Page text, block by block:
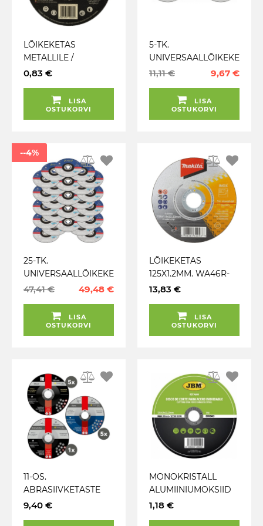
LÕIKEKETAS
METALLILE /
TERASELE
PREMIUM GEKO
0,83 €
LISA
OSTUKORVI
5-TK.
UNIVERSAALLÕIKEKE
TAS 125X1MM KÕIK
TORUD / PROFIILID
HAZET
11,11 € 9,67 €
LISA
OSTUKORVI
--4%
25-TK.
UNIVERSAALLÕIKEKE
TAS 125X1MM KÕIK
TORUD / PROFIILID
HAZET
47,41 € 49,48 €
LISA
OSTUKORVI
LÕIKEKETAS
125X1.2MM. WA46R-
BF. RST / METALL
13,83 €
LISA
OSTUKORVI
11-OS.
ABRASIIVKETASTE
KOMPLEKT
9,40 €
MONOKRISTALL
ALUMIINIUMOKSIID
LÕIKEKETAS
1,18 €